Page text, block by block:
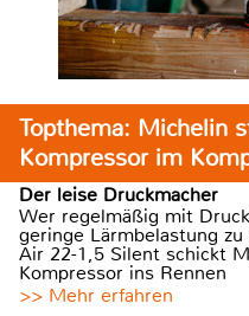
Topthema: Michelin
Kompressor im
Der leise Druckmacher
Wer regelmäßig mit
geringe Lärmbelastung
Air 22-1,5 Silent schickt
Kompressor ins Rennen
>> Mehr erfahren